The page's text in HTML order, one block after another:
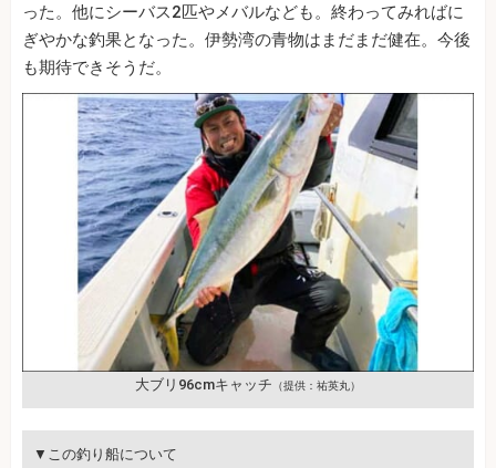
った。他にシーバス2匹やメバルなども。終わってみればに
ぎやかな釣果となった。伊勢湾の青物はまだまだ健在。今後
も期待できそうだ。
大ブリ96cmキャッチ （提供：祐英丸）
▼この釣り船について